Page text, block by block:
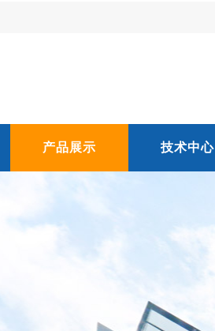
产品展示 技术中心